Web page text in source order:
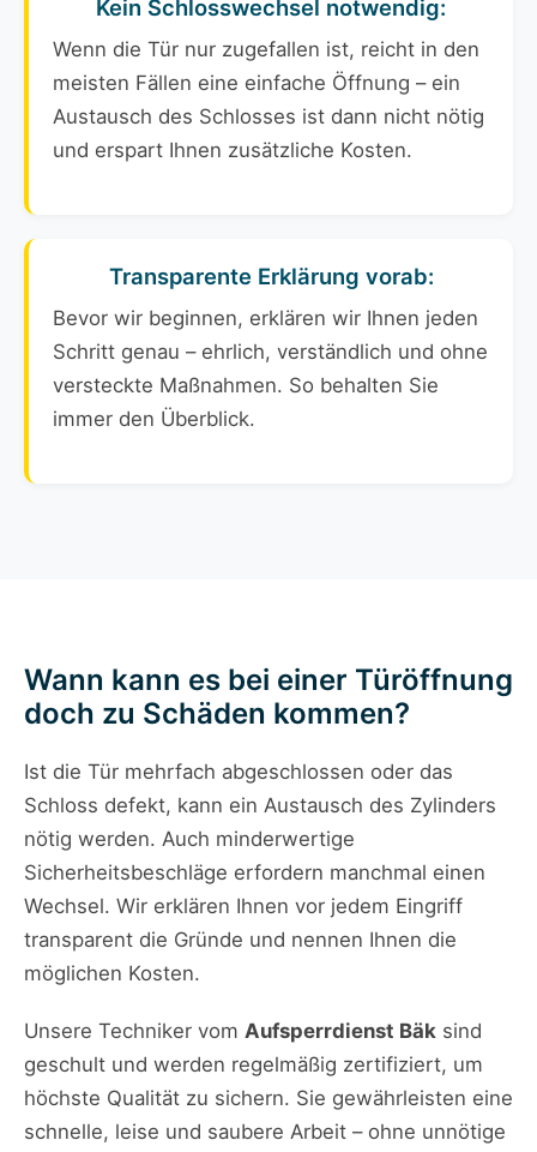
Kein Schlosswechsel notwendig:
Wenn die Tür nur zugefallen ist, reicht in den
meisten Fällen eine einfache Öffnung – ein
Austausch des Schlosses ist dann nicht nötig
und erspart Ihnen zusätzliche Kosten.
Transparente Erklärung vorab:
Bevor wir beginnen, erklären wir Ihnen jeden
Schritt genau – ehrlich, verständlich und ohne
versteckte Maßnahmen. So behalten Sie
immer den Überblick.
Wann kann es bei einer Türöffnung
doch zu Schäden kommen?
Ist die Tür mehrfach abgeschlossen oder das
Schloss defekt, kann ein Austausch des Zylinders
nötig werden. Auch minderwertige
Sicherheitsbeschläge erfordern manchmal einen
Wechsel. Wir erklären Ihnen vor jedem Eingriff
transparent die Gründe und nennen Ihnen die
möglichen Kosten.
Unsere Techniker vom Aufsperrdienst Bäk sind
geschult und werden regelmäßig zertifiziert, um
höchste Qualität zu sichern. Sie gewährleisten eine
schnelle, leise und saubere Arbeit – ohne unnötige